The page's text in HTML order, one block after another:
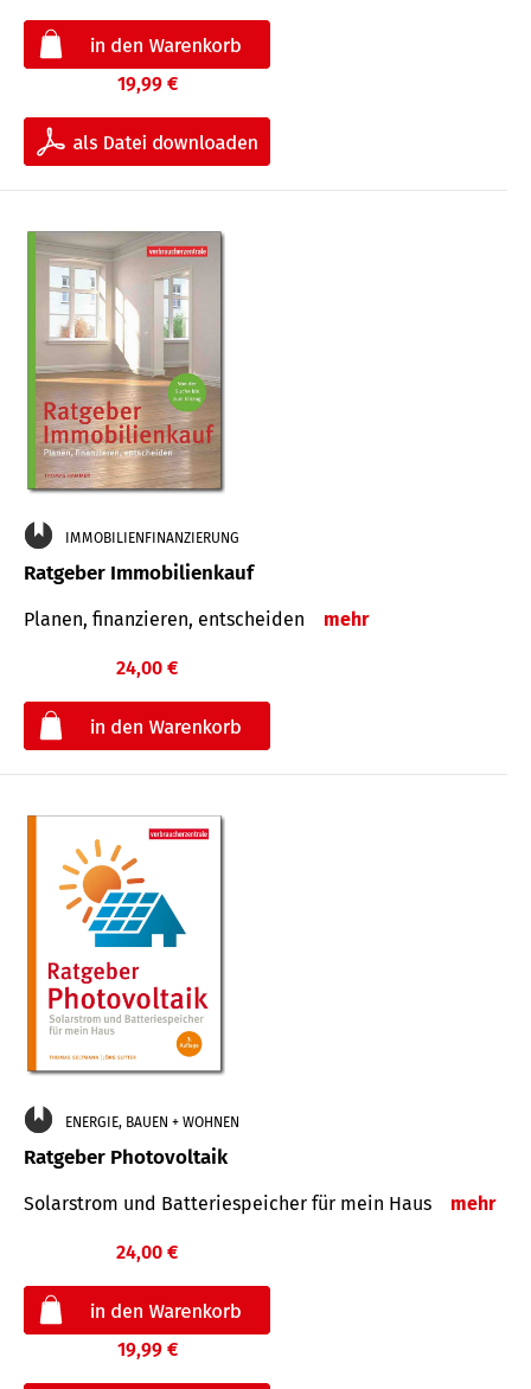
19,99 €
IMMOBILIENFINANZIERUNG
Ratgeber Immobilienkauf
Planen, finanzieren, entscheiden mehr
24,00 €
ENERGIE, BAUEN + WOHNEN
Ratgeber Photovoltaik
Solarstrom und Batteriespeicher für mein Haus mehr
24,00 €
19,99 €